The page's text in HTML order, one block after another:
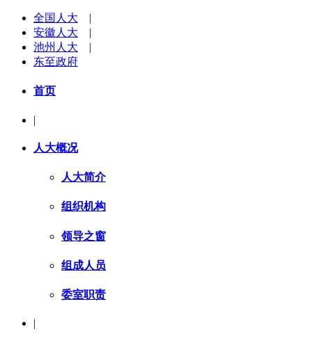
全国人大 |
安徽人大 |
池州人大 |
东至政府
首页
|
人大概况
人大简介
组织机构
领导之窗
组成人员
委室职责
|